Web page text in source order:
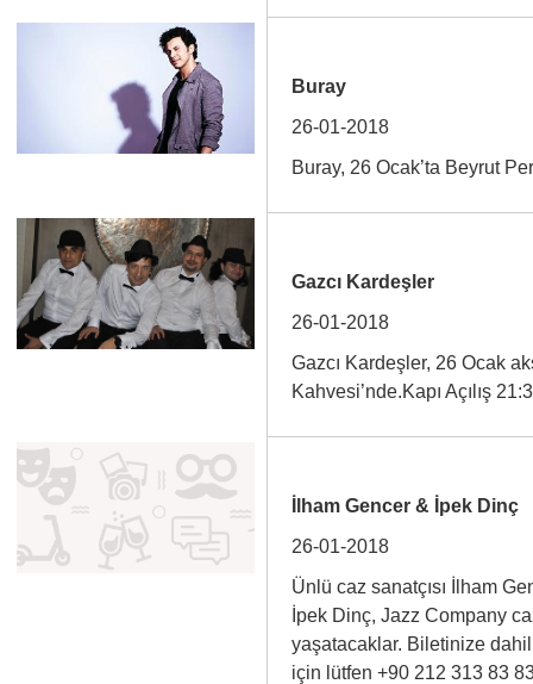
Buray
26-01-2018
Buray, 26 Ocak’ta Beyrut
Gazcı Kardeşler
26-01-2018
Gazcı Kardeşler, 26 Ocak
Kahvesi’nde.Kapı Açılış
İlham Gencer & İpek Dinç
26-01-2018
Ünlü caz sanatçısı İlham
İpek Dinç, Jazz Company
yaşatacaklar. Biletinize
için lütfen +90 212 313 83